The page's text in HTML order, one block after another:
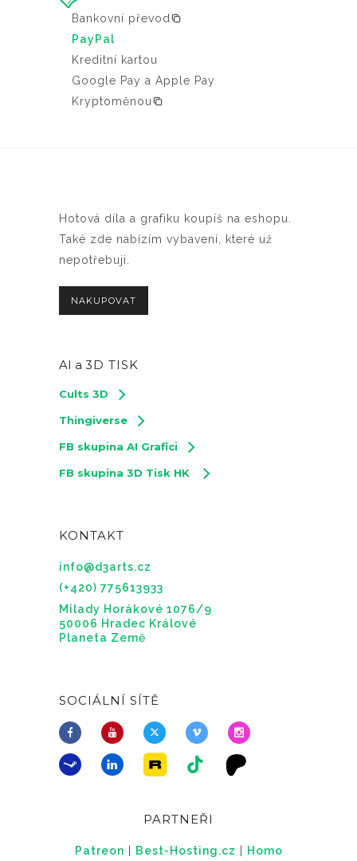
Bankovní převod
PayPal
Kreditní kartou
Google Pay a Apple Pay
Kryptoměnou
Hotová díla a grafiku koupíš na eshopu.
Také zde nabízím vybavení, které už
nepotřebuji.
NAKUPOVAT
AI a 3D TISK
Cults 3D
Thingiverse
FB skupina AI Grafici
FB skupina 3D Tisk HK
KONTAKT
info@d3arts.cz
(+420) 775613933
Milady Horákové 1076/9
50006 Hradec Králové
Planeta Země
SOCIÁLNÍ SÍTĚ
PARTNEŘI
Patreon Best-Hosting.cz Homo